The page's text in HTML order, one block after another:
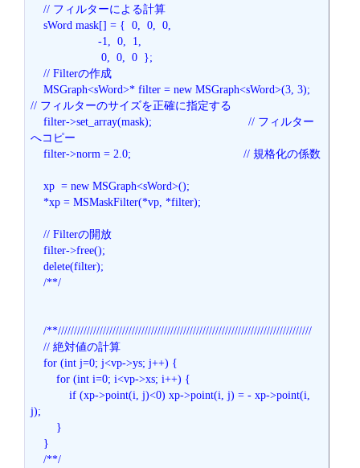
    // フィルターによる計算
    sWord mask[] = {  0,  0,  0,
                     -1,  0,  1,
                      0,  0,  0  };
    // Filterの作成
    MSGraph<sWord>* filter = new MSGraph<sWord>(3, 3);
// フィルターのサイズを正確に指定する
    filter->set_array(mask);                              // フィルター
へコピー
    filter->norm = 2.0;                                   // 規格化の係数
    xp  = new MSGraph<sWord>();
    *xp = MSMaskFilter(*vp, *filter);
    // Filterの開放
    filter->free();
    delete(filter);
    /**/
    /**///////////////////////////////////////////////////////////////////////////////
    // 絶対値の計算
    for (int j=0; j<vp->ys; j++) {
        for (int i=0; i<vp->xs; i++) {
            if (xp->point(i, j)<0) xp->point(i, j) = - xp->point(i,
j);
    /**/